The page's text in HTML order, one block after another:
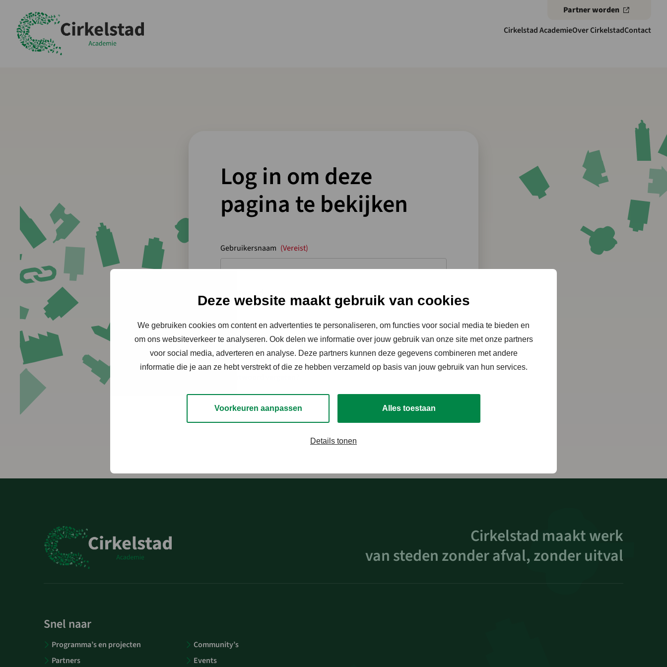
Deze website maakt gebruik van cookies
We gebruiken cookies om content en advertenties te personaliseren, om functies voor social media te bieden en
om ons websiteverkeer te analyseren. Ook delen we informatie over jouw gebruik van onze site met onze partners
voor social media, adverteren en analyse. Deze partners kunnen deze gegevens combineren met andere
informatie die je aan ze hebt verstrekt of die ze hebben verzameld op basis van jouw gebruik van hun services.
Voorkeuren aanpassen Alles toestaan
Details tonen
Partner worden
Cirkelstad AcademieOver CirkelstadContact
Log in om deze
pagina te bekijken
Gebruikersnaam (Vereist)
Wachtwoord (Vereist)
Inloggen
Cirkelstad maakt werk
van steden zonder afval, zonder uitval
Snel naar
Programma’s en projecten
Community’s
Partners
Events